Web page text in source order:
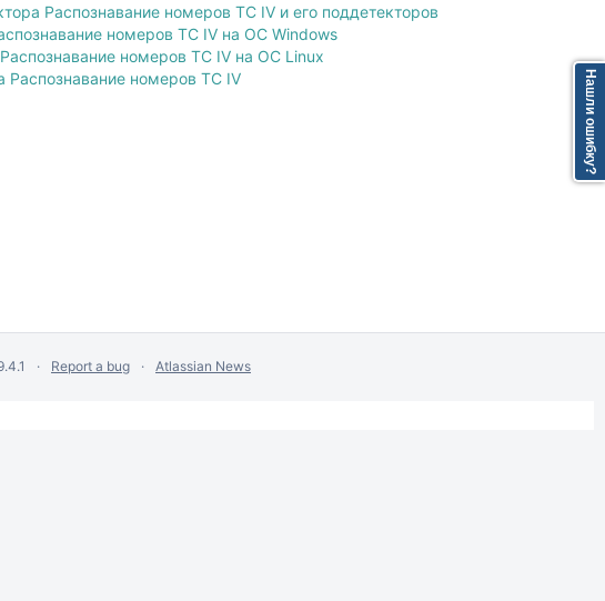
Распознавание номеров ТС IV и его поддетекторов
номеров ТС IV на ОС Windows
номеров ТС IV на ОС Linux
Распознавание номеров ТС IV
Report a bug Atlassian News
Нашли ошибку?